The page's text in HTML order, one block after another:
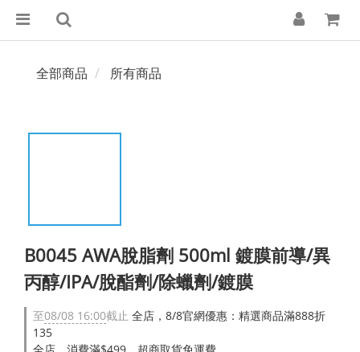
全部商品 所有商品
B0045 AWA脫脂劑 500ml 鍍膜前導/異
丙醇/IPA/脫酯劑/除蠟劑/鍍膜
至08/08 16:00截止 全店，8/8官網優惠：精選商品滿888折
135